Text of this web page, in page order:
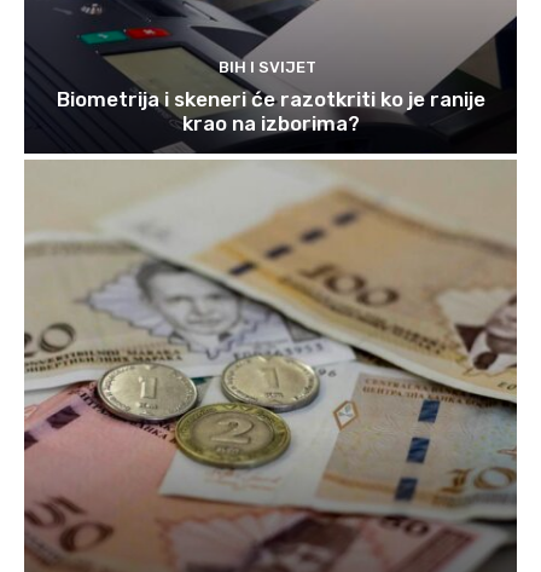
BIH I SVIJET
Biometrija i skeneri će razotkriti ko je ranije
krao na izborima?